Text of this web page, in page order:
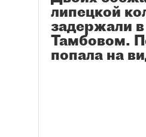
липецкой
задержали
Тамбовом.
попала на